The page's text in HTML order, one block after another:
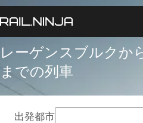
レーゲンスブルクか
までの列車
出発都市